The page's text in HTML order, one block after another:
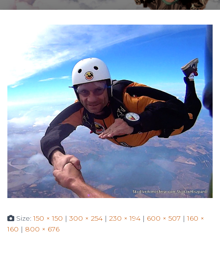
Size:150 × 150 | 300 × 254 | 230 × 194 | 600 × 507 | 160 ×
160 | 800 × 676